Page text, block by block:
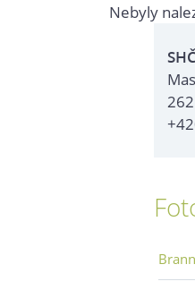
Nebyly